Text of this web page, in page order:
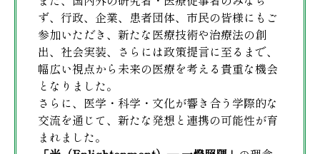
ず、行政、企業、患者団体、市民の皆様にもご
参加いただき、新たな医療技術や治療法の創
出、社会実装、さらには政策提言に至るまで、
幅広い視点から未来の医療を考える貴重な機会
となりました。
さらに、医学・科学・文化が響き合う学際的な
交流を通じて、新たな発想と連携の可能性が育
まれました。